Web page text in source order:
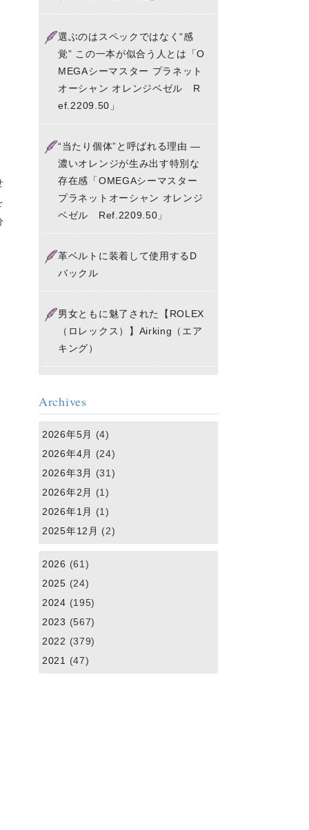
選ぶのはスペックではなく“感
覚” この一本が似合う人とは「O
MEGAシーマスター プラネット
オーシャン オレンジベゼル R
ef.2209.50」
“当たり個体”と呼ばれる理由 ―
濃いオレンジが生み出す特別な
存在感「OMEGAシーマスター
プラネットオーシャン オレンジ
ベゼル Ref.2209.50」
革ベルトに装着して使用するD
バックル
男女ともに魅了された【ROLEX
（ロレックス）】Airking（エア
キング）
Archives
2026年5月
(4)
2026年4月
(24)
2026年3月
(31)
2026年2月
(1)
2026年1月
(1)
2025年12月 (2)
2026 (61)
2025 (24)
2024 (195)
2023 (567)
2022 (379)
2021
(47)